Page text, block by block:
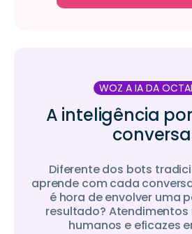
WOZ A IA DA
A inteligência
Diferente dos bots
aprende com cada
é hora de envolver uma
resultado? Atendimentos
humanos e eficazes